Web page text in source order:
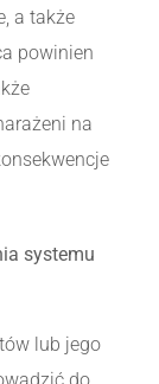
a także
powinien
na
systemu
lub jego